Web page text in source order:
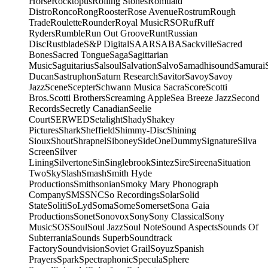
DistroRoncoRongRoosterRose AvenueRostrumRough
TradeRouletteRounderRoyal MusicRSORufRuff
RydersRumbleRun Out GrooveRuntRussian
DiscRustbladeS&P DigitalSAARSABASackvilleSacred
BonesSacred TongueSagaSagittarian
MusicSaguitariusSalsoulSalvationSalvoSamadhisoundSamurai
DucanSastruphonSaturn ResearchSavitorSavoySavoy
JazzSceneScepterSchwann Musica SacraScoreScotti
Bros.Scotti BrothersScreaming AppleSea Breeze JazzSecond
RecordsSecretly CanadianSeelie
CourtSERWEDSetalightShadyShakey
PicturesSharkSheffieldShimmy-DiscShining
SiouxShoutShrapnelSiboneySideOneDummySignatureSilva
ScreenSilver
LiningSilvertoneSinSinglebrookSintezSireSireenaSituation
TwoSkySlashSmashSmith Hyde
ProductionsSmithsonianSmoky Mary Phonograph
CompanySMSSNCSo RecordingsSolarSolid
StateSolitiSoLydSomaSomeSomersetSona Gaia
ProductionsSonetSonovoxSonySony ClassicalSony
MusicSOSSoulSoul JazzSoul NoteSound AspectsSounds Of
SubterraniaSounds SuperbSoundtrack
FactorySoundvisionSoviet GrailSoyuzSpanish
PrayersSparkSpectraphonicSpeculaSphere